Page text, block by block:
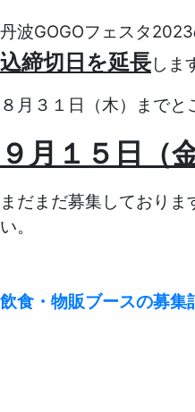
丹波GOGOフェスタ
込締切日を延長しま
８月３１日（木）までと
９月１５日（金
まだまだ募集しておりま
い。
飲食・物販ブースの募集